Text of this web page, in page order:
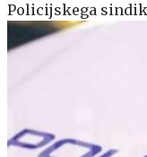
Policijskega